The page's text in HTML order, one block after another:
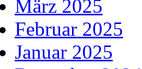
März 2025
Februar 2025
Januar 2025